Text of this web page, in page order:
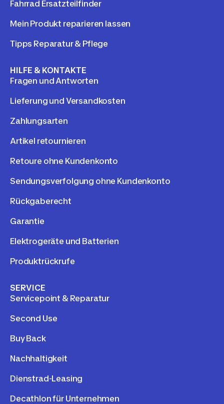
Fahrrad Ersatzteilfinder
Mein Produkt reparieren lassen
Tipps Reparatur & Pflege
HILFE & KONTAKTE
Fragen und Antworten
Lieferung und Versandkosten
Zahlungsarten
Artikel retournieren
Retoure ohne Kundenkonto
Sendungsverfolgung ohne Kundenkonto
Rückgaberecht
Garantie
Elektrogeräte und Batterien
Produktrückrufe
SERVICE
Servicepoint & Reparatur
Second Use
Buy Back
Nachhaltigkeit
Dienstrad-Leasing
Decathlon für Unternehmen